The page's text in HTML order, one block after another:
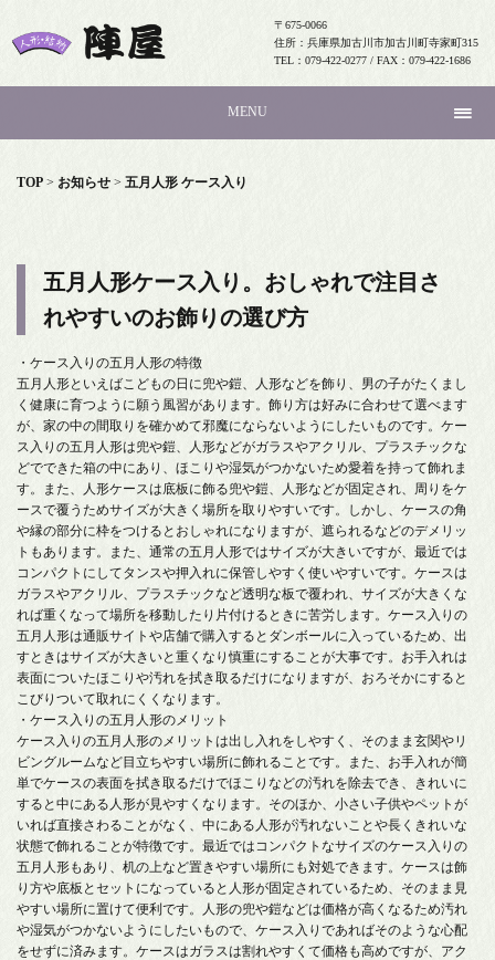
〒675-0066
住所：兵庫県加古川市加古川町寺家町315
TEL：079-422-0277 / FAX：079-422-1686
MENU
TOP > お知らせ > 五月人形 ケース入り
五月人形ケース入り。おしゃれで注目さ
れやすいのお飾りの選び方
・ケース入りの五月人形の特徴
五月人形といえばこどもの日に兜や鎧、人形などを飾り、男の子がたくまし
く健康に育つように願う風習があります。飾り方は好みに合わせて選べます
が、家の中の間取りを確かめて邪魔にならないようにしたいものです。ケー
ス入りの五月人形は兜や鎧、人形などがガラスやアクリル、プラスチックな
どでできた箱の中にあり、ほこりや湿気がつかないため愛着を持って飾れま
す。また、人形ケースは底板に飾る兜や鎧、人形などが固定され、周りをケ
ースで覆うためサイズが大きく場所を取りやすいです。しかし、ケースの角
や縁の部分に枠をつけるとおしゃれになりますが、遮られるなどのデメリッ
トもあります。また、通常の五月人形ではサイズが大きいですが、最近では
コンパクトにしてタンスや押入れに保管しやすく使いやすいです。ケースは
ガラスやアクリル、プラスチックなど透明な板で覆われ、サイズが大きくな
れば重くなって場所を移動したり片付けるときに苦労します。ケース入りの
五月人形は通販サイトや店舗で購入するとダンボールに入っているため、出
すときはサイズが大きいと重くなり慎重にすることが大事です。お手入れは
表面についたほこりや汚れを拭き取るだけになりますが、おろそかにすると
こびりついて取れにくくなります。
・ケース入りの五月人形のメリット
ケース入りの五月人形のメリットは出し入れをしやすく、そのまま玄関やリ
ビングルームなど目立ちやすい場所に飾れることです。また、お手入れが簡
単でケースの表面を拭き取るだけでほこりなどの汚れを除去でき、きれいに
すると中にある人形が見やすくなります。そのほか、小さい子供やペットが
いれば直接さわることがなく、中にある人形が汚れないことや長くきれいな
状態で飾れることが特徴です。最近ではコンパクトなサイズのケース入りの
五月人形もあり、机の上など置きやすい場所にも対処できます。ケースは飾
り方や底板とセットになっていると人形が固定されているため、そのまま見
やすい場所に置けて便利です。人形の兜や鎧などは価格が高くなるため汚れ
や湿気がつかないようにしたいもので、ケース入りであればそのような心配
をせずに済みます。ケースはガラスは割れやすくて価格も高めですが、アク